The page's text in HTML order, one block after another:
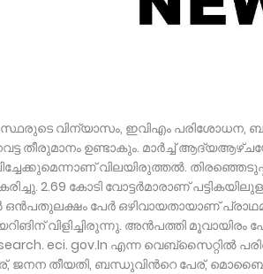
വിന്യാസം, ഇവിഎം പരിശോധന,
തീരുമാനം ഉണ്ടാകും. മാർച്ച്
വിലയിരുത്തൽ.
2.69 കോടി വോട്ടർമാരാണ്
ഒൻപതുലക്ഷം പേർ ഒഴിവായതായാണ്
വിളിച്ചിരുന്നു. അൻപത്തി മൂവായിരം
eci. gov.In എന്ന വെബ്സൈറ്റിൽ
ജനന തീയതി, ബന്ധുവിൻറെ പേര്,